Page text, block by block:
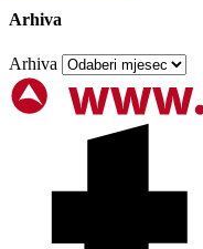
Arhiva
Arhiva